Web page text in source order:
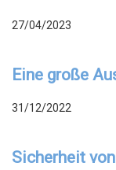
27/04/2023
Eine große
31/12/2022
Sicherheit